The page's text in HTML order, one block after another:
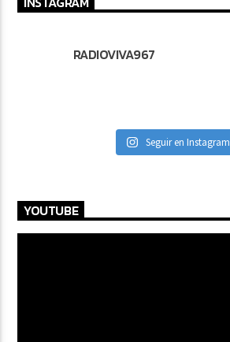
RADIOVIVA967
Seguir en Instagram
YOUTUBE